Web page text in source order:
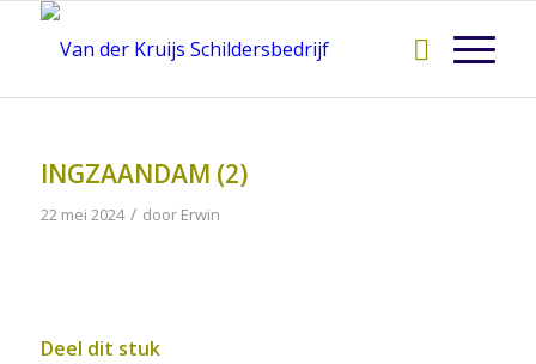
INGZAANDAM (2)
22 mei 2024 / door Erwin
Deel dit stuk